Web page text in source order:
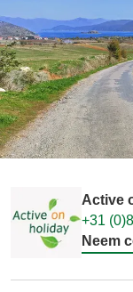
Active
+31
Neem